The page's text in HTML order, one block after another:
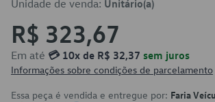
Unidade de venda: Unitário(a)
R$ 323,67
Em até 💳 10x de R$ 32,37 sem juros
Informações sobre condições de parcelamento
Essa peça é vendida e entregue por: Faria